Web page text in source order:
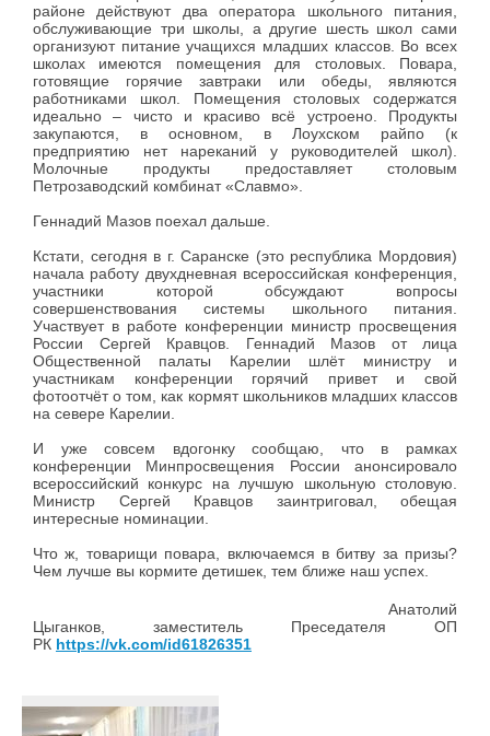
районе действуют два оператора школьного питания,
обслуживающие три школы, а другие шесть школ сами
организуют питание учащихся младших классов. Во всех
школах имеются помещения для столовых. Повара,
готовящие горячие завтраки или обеды, являются
работниками школ. Помещения столовых содержатся
идеально – чисто и красиво всё устроено. Продукты
закупаются, в основном, в Лоухском райпо (к
предприятию нет нареканий у руководителей школ).
Молочные продукты предоставляет столовым
Петрозаводский комбинат «Славмо».
Геннадий Мазов поехал дальше.
Кстати, сегодня в г. Саранске (это республика Мордовия)
начала работу двухдневная всероссийская конференция,
участники которой обсуждают вопросы
совершенствования системы школьного питания.
Участвует в работе конференции министр просвещения
России Сергей Кравцов. Геннадий Мазов от лица
Общественной палаты Карелии шлёт министру и
участникам конференции горячий привет и свой
фотоотчёт о том, как кормят школьников младших классов
на севере Карелии.
И уже совсем вдогонку сообщаю, что в рамках
конференции Минпросвещения России анонсировало
всероссийский конкурс на лучшую школьную столовую.
Министр Сергей Кравцов заинтриговал, обещая
интересные номинации.
Что ж, товарищи повара, включаемся в битву за призы?
Чем лучше вы кормите детишек, тем ближе наш успех.
Анатолий
Цыганков, заместитель Преседателя ОП
РК https://vk.com/id61826351